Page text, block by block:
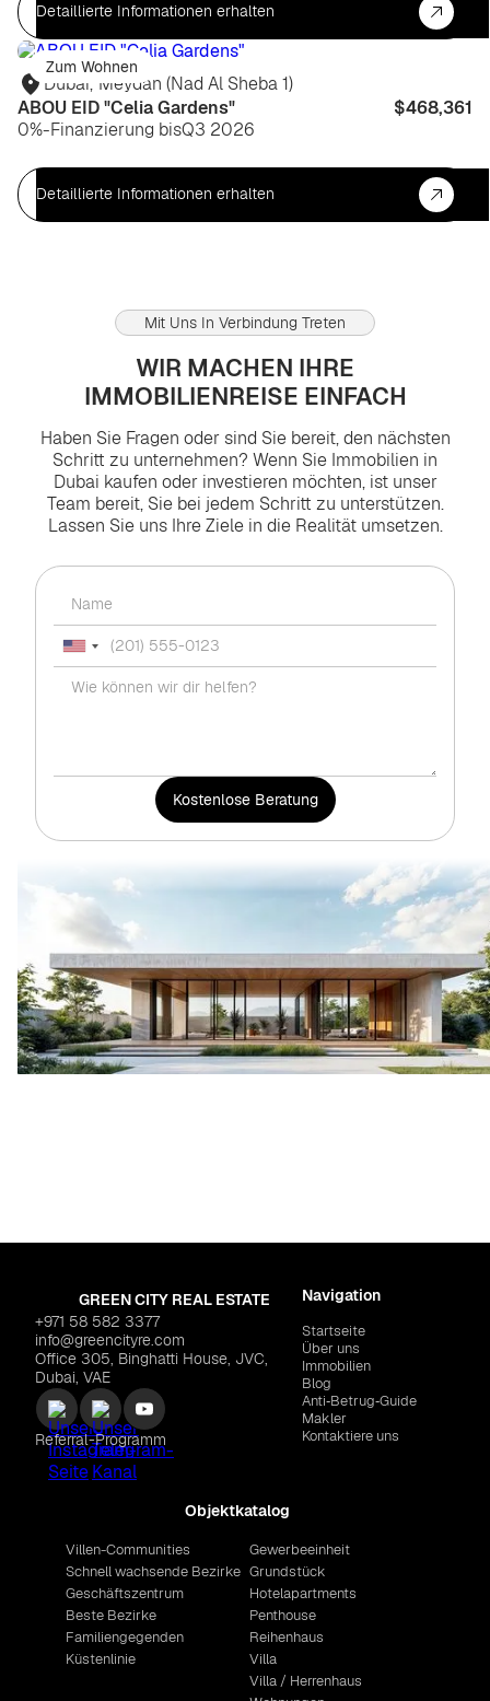
Detaillierte Informationen erhalten
Zum Wohnen
Dubai, Meydan (Nad Al Sheba 1)
ABOU EID "Celia Gardens"
$468,361
0%-Finanzierung bisQ3 2026
Detaillierte Informationen erhalten
Mit Uns In Verbindung Treten
WIR MACHEN IHRE
IMMOBILIENREISE EINFACH
Haben Sie Fragen oder sind Sie bereit, den nächsten
Schritt zu unternehmen? Wenn Sie Immobilien in
Dubai kaufen oder investieren möchten, ist unser
Team bereit, Sie bei jedem Schritt zu unterstützen.
Lassen Sie uns Ihre Ziele in die Realität umsetzen.
GREEN CITY REAL ESTATE
+971 58 582 3377
info@greencityre.com
Office 305, Binghatti House, JVC,
Dubai, VAE
Referral-Programm
Navigation
Startseite
Über uns
Immobilien
Blog
Anti‑Betrug‑Guide
Makler
Kontaktiere uns
Objektkatalog
Villen-Communities
Schnell wachsende Bezirke
Geschäftszentrum
Beste Bezirke
Familiengegenden
Küstenlinie
Gewerbeeinheit
Grundstück
Hotelapartments
Penthouse
Reihenhaus
Villa
Villa / Herrenhaus